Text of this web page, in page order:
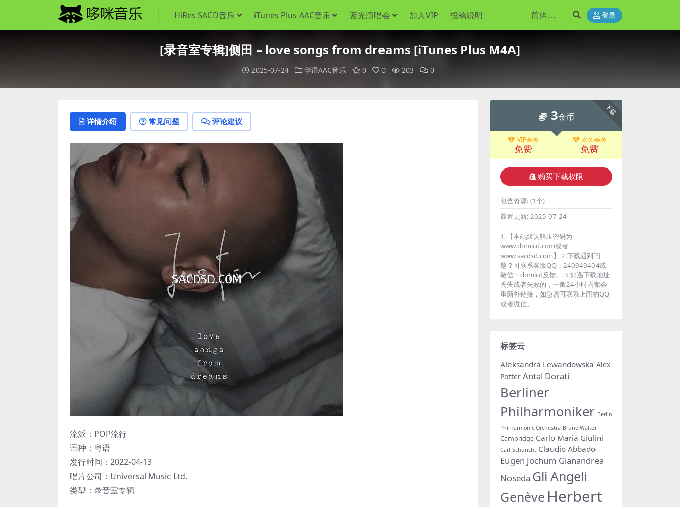
HiRes SACD音乐 iTunes Plus AAC音乐 蓝光演唱会 加入VIP 投稿说明 登录
[录音室专辑]侧田 – love songs from dreams [iTunes Plus M4A]
2025-07-24 华语AAC音乐 0 0 203 0
详情介绍 常见问题 评论建议
流派：POP流行
语种：粤语
发行时间：2022-04-13
唱片公司：Universal Music Ltd.
类型：录音室专辑
下载
3金币
VIP会员
免费
永久会员
免费
购买下载权限
包含资源: (1个)
最近更新: 2025-07-24
1.【本站默认解压密码为
www.domicd.com或者
www.sacdsd.com】 2.下载遇到问
题？可联系客服QQ：240949404或
微信：domicd反馈。 3.如遇下载地址
丢失或者失效的，一般24小时内都会
重新补链接，如急需可联系上面的QQ
或者微信。
标签云
Aleksandra Lewandowska Alex
Potter Antal Dorati
Berliner
Philharmoniker Berlin
Philharmonic Orchestra Bruno Walter
Cambridge Carlo Maria Giulini
Carl Schuricht Claudio Abbado
Eugen Jochum Gianandrea
Noseda Gli Angeli
Genève Herbert